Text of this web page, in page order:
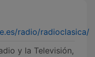
radio/radioclasica/
y la Televisión,